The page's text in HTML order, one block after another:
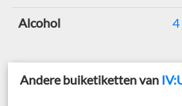
Alcohol 4
Andere buiketiketten van